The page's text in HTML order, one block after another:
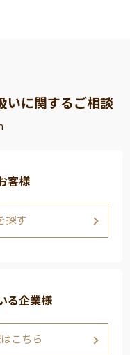
いに関するご相談
客様
探す
る企業様
こちら